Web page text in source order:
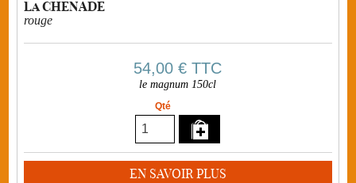
La CHENADE
rouge
54,00 €TTC
le magnum 150cl
Qté
EN SAVOIR PLUS